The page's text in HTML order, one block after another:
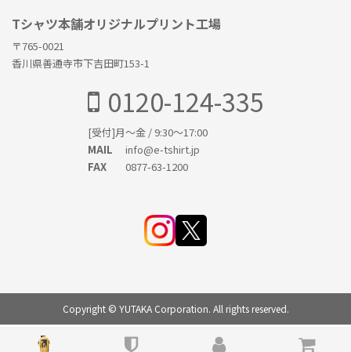
Tシャツ本舗オリジナルプリント工場
〒765-0021
香川県善通寺市下吉田町153-1
0120-124-335
[受付]月〜金 / 9:30〜17:00
MAIL
info@e-tshirt.jp
FAX
0877-63-1200
Copyright © YUTAKA Corporation. All rights reserved.